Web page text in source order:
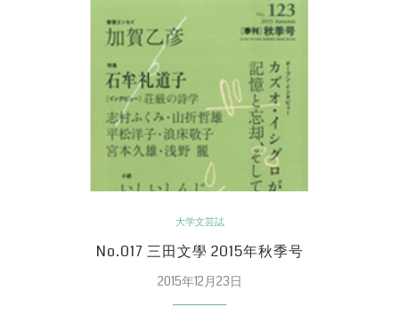
大学文芸誌
No.017 三田文學 2015年秋季号
2015年12月23日